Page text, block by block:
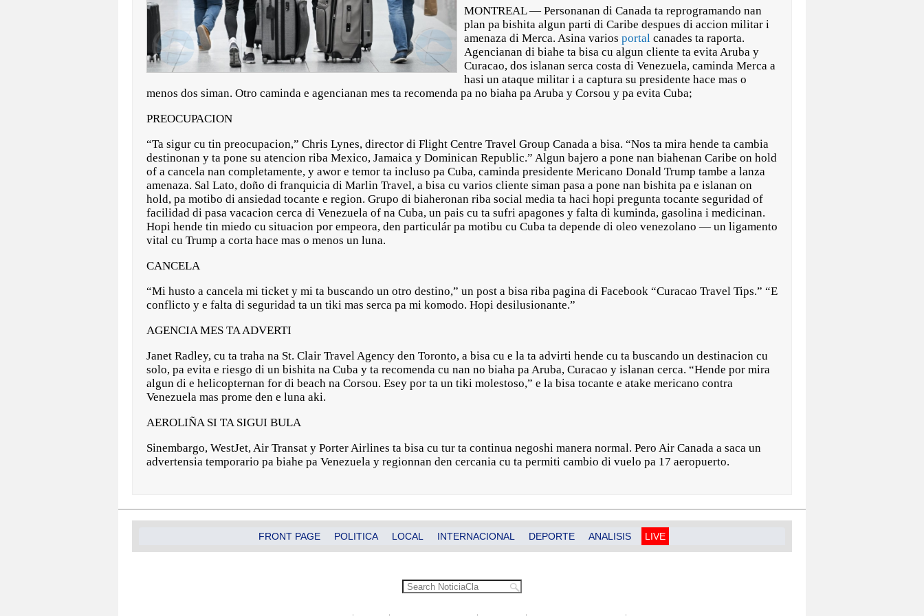
MONTREAL — Personanan di Canada ta reprogramando nan
plan pa bishita algun parti di Caribe despues di accion militar i
amenaza di Merca. Asina varios portal canades ta raporta.
Agencianan di biahe ta bisa cu algun cliente ta evita Aruba y
Curacao, dos islanan serca costa di Venezuela, caminda Merca a
hasi un ataque militar i a captura su presidente hace mas o
menos dos siman. Otro caminda e agencianan mes ta recomenda pa no biaha pa Aruba y Corsou y pa evita Cuba;
PREOCUPACION
“Ta sigur cu tin preocupacion,” Chris Lynes, director di Flight Centre Travel Group Canada a bisa. “Nos ta mira hende ta cambia
destinonan y ta pone su atencion riba Mexico, Jamaica y Dominican Republic.” Algun bajero a pone nan biahenan Caribe on hold
of a cancela nan completamente, y awor e temor ta incluso pa Cuba, caminda presidente Mericano Donald Trump tambe a lanza
amenaza. Sal Lato, doño di franquicia di Marlin Travel, a bisa cu varios cliente siman pasa a pone nan bishita pa e islanan on
hold, pa motibo di ansiedad tocante e region. Grupo di biaheronan riba social media ta haci hopi pregunta tocante seguridad of
facilidad di pasa vacacion cerca di Venezuela of na Cuba, un pais cu ta sufri apagones y falta di kuminda, gasolina i medicinan.
Hopi hende tin miedo cu situacion por empeora, den particulár pa motibu cu Cuba ta depende di oleo venezolano — un ligamento
vital cu Trump a corta hace mas o menos un luna.
CANCELA
“Mi husto a cancela mi ticket y mi ta buscando un otro destino,” un post a bisa riba pagina di Facebook “Curacao Travel Tips.” “E
conflicto y e falta di seguridad ta un tiki mas serca pa mi komodo. Hopi desilusionante.”
AGENCIA MES TA ADVERTI
Janet Radley, cu ta traha na St. Clair Travel Agency den Toronto, a bisa cu e la ta advirti hende cu ta buscando un destinacion cu
solo, pa evita e riesgo di un bishita na Cuba y ta recomenda cu nan no biaha pa Aruba, Curacao y islanan cerca. “Hende por mira
algun di e helicopternan for di beach na Corsou. Esey por ta un tiki molestoso,” e la bisa tocante e atake mericano contra
Venezuela mas prome den e luna aki.
AEROLIÑA SI TA SIGUI BULA
Sinembargo, WestJet, Air Transat y Porter Airlines ta bisa cu tur ta continua negoshi manera normal. Pero Air Canada a saca un
advertensia temporario pa biahe pa Venezuela y regionnan den cercania cu ta permiti cambio di vuelo pa 17 aeropuerto.
FRONT PAGE POLITICA LOCAL INTERNACIONAL DEPORTE ANALISIS LIVE